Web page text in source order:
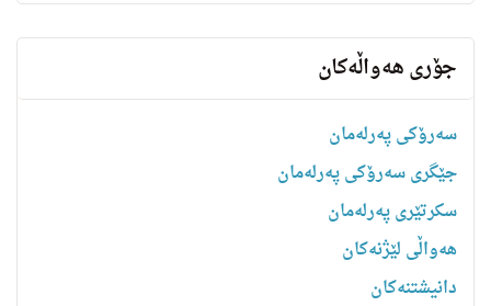
جۆری هەواڵەکان
سەرۆکی پەرلەمان
جێگری سەرۆکی پەرلەمان
سکرتێری پەرلەمان
هه‌واڵى لێژنه‌كان
دانیشتنه‌کان